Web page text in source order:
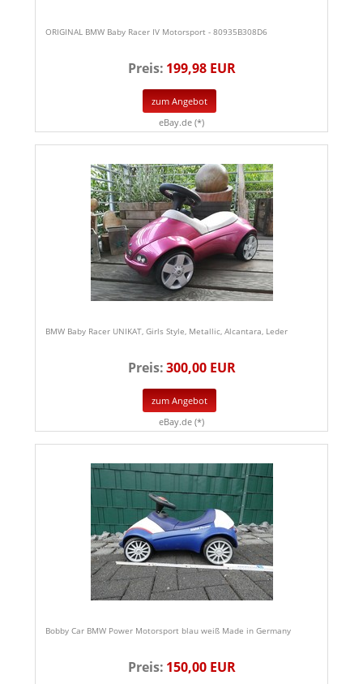
ORIGINAL BMW Baby Racer IV Motorsport - 80935B308D6
Preis: 199,98 EUR
zum Angebot
eBay.de (*)
BMW Baby Racer UNIKAT, Girls Style, Metallic, Alcantara, Leder
Preis:300,00 EUR
zum Angebot
eBay.de (*)
Bobby Car BMW Power Motorsport blau weiß Made in Germany
Preis: 150,00 EUR